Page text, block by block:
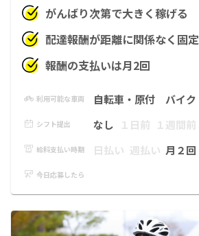
がんばり次第で大きく稼げる
配達報酬が距離に関係なく固定
報酬の支払いは月2回
利用可能な車両 自転車・原付 バイク
シフト提出 なし １日前 １週間前
給料支払い時期 日払い 週払い 月２回
今日応募したら